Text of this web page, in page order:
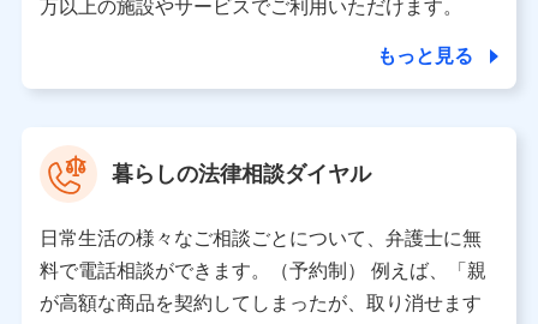
株式会社NTTドコモ 代表取締役社長 前田 義晃
東京都中央区日本橋人形町2-14-10 アーバンネット日本橋
ビル 3F
※ 当社および株式会社NTTドコモは、お客さまの情報を利
データ憲章」に定める行動原則を順守します 。
※ パーソナルデータダッシュボードの「第三者提供の管
理」の設定状態にかかわらず、共同利用する場合がありま
万以上の施設やサービスでご利用いただけます。
もっと見る
暮らしの法律相談ダイヤル
日常生活の様々なご相談ごとについて、弁護士に無
料で電話相談ができます。（予約制） 例えば、「親
が高額な商品を契約してしまったが、取り消せます